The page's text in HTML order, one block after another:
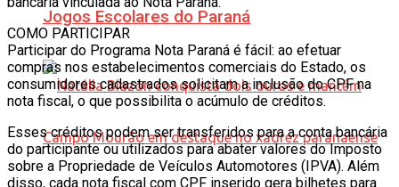
Jogos Escolares do Paraná
COMO PARTICIPAR
Participar do Programa Nota Paraná é fácil: ao efetuar
compras nos estabelecimentos comerciais do Estado, os
consumidores cadastrados solicitam a inclusão do CPF na
nota fiscal, o que possibilita o acúmulo de créditos.
Esses créditos podem ser transferidos para a conta bancária
do participante ou utilizados para abater valores do Imposto
sobre a Propriedade de Veículos Automotores (IPVA). Além
disso, cada nota fiscal com CPF inserido gera bilhetes para